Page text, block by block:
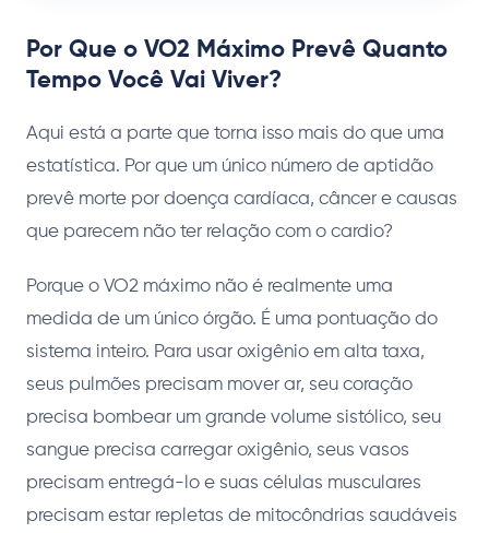
Por Que o VO2 Máximo Prevê Quanto
Tempo Você Vai Viver?
Aqui está a parte que torna isso mais do que uma
estatística. Por que um único número de aptidão
prevê morte por doença cardíaca, câncer e causas
que parecem não ter relação com o cardio?
Porque o VO2 máximo não é realmente uma
medida de um único órgão. É uma pontuação do
sistema inteiro. Para usar oxigênio em alta taxa,
seus pulmões precisam mover ar, seu coração
precisa bombear um grande volume sistólico, seu
sangue precisa carregar oxigênio, seus vasos
precisam entregá-lo e suas células musculares
precisam estar repletas de mitocôndrias saudáveis